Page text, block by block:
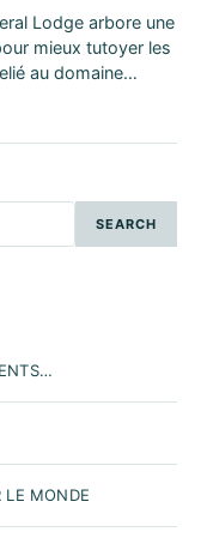
Lodge arbore une
mieux tutoyer les
au domaine…
SEARCH
LE MONDE